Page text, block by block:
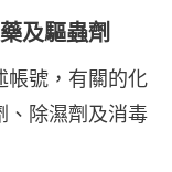
及驅蟲劑
帳號，有關的化
、除濕劑及消毒